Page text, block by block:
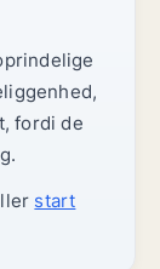
fordi de
start